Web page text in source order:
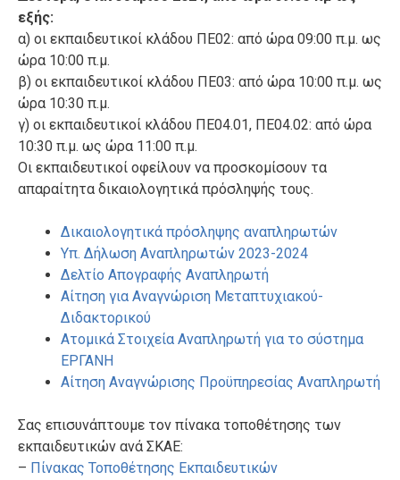
εξής:
α) οι εκπαιδευτικοί κλάδου ΠΕ02: από ώρα 09:00 π.μ. ως
ώρα 10:00 π.μ.
β) οι εκπαιδευτικοί κλάδου ΠΕ03: από ώρα 10:00 π.μ. ως
ώρα 10:30 π.μ.
γ) οι εκπαιδευτικοί κλάδου ΠΕ04.01, ΠΕ04.02: από ώρα
10:30 π.μ. ως ώρα 11:00 π.μ.
Οι εκπαιδευτικοί οφείλουν να προσκομίσουν τα
απαραίτητα δικαιολογητικά πρόσληψής τους.
Δικαιολογητικά πρόσληψης αναπληρωτών
Υπ. Δήλωση Αναπληρωτών 2023-2024
Δελτίο Απογραφής Αναπληρωτή
Αίτηση για Αναγνώριση Μεταπτυχιακού-
Διδακτορικού
Ατομικά Στοιχεία Αναπληρωτή για το σύστημα
ΕΡΓΑΝΗ
Αίτηση Αναγνώρισης Προϋπηρεσίας Αναπληρωτή
Σας επισυνάπτουμε τον πίνακα τοποθέτησης των
εκπαιδευτικών ανά ΣΚΑΕ:
– Πίνακας Τοποθέτησης Εκπαιδευτικών